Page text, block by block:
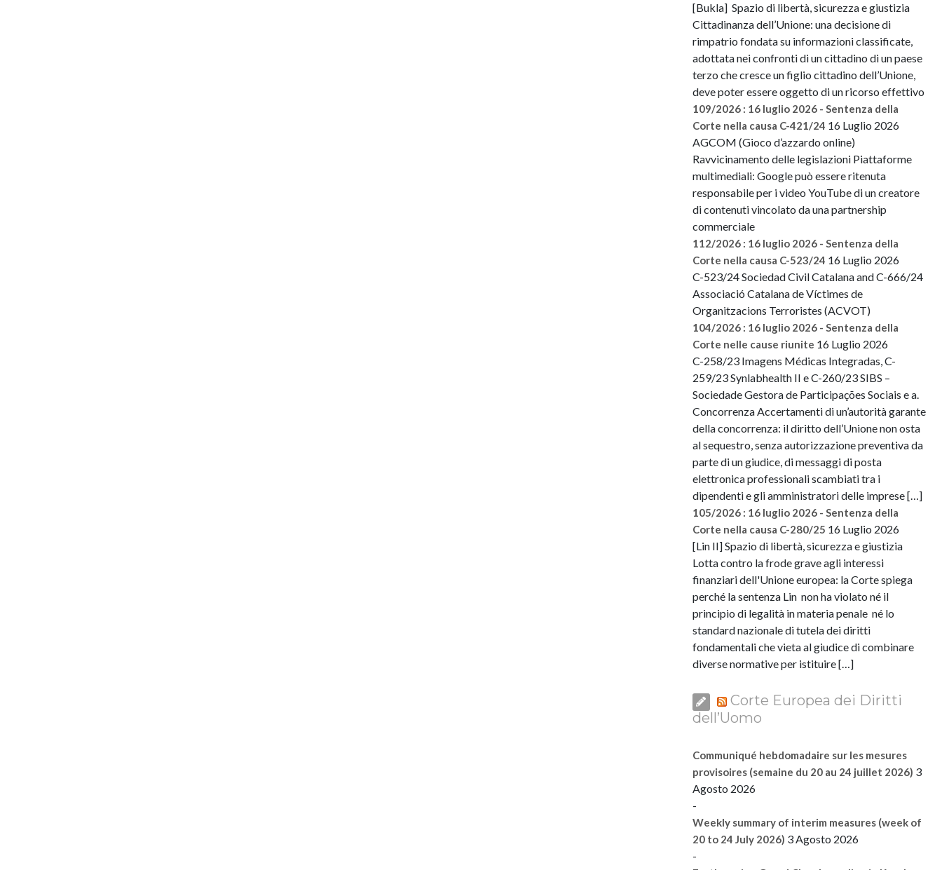
[Bukla] Spazio di libertà, sicurezza e giustizia
Cittadinanza dell’Unione: una decisione di
rimpatrio fondata su informazioni classificate,
adottata nei confronti di un cittadino di un paese
terzo che cresce un figlio cittadino dell’Unione,
deve poter essere oggetto di un ricorso effettivo
109/2026 : 16 luglio 2026 - Sentenza della
Corte nella causa C-421/24 16 Luglio 2026
AGCOM (Gioco d’azzardo online)
Ravvicinamento delle legislazioni Piattaforme
multimediali: Google può essere ritenuta
responsabile per i video YouTube di un creatore
di contenuti vincolato da una partnership
commerciale
112/2026 : 16 luglio 2026 - Sentenza della
Corte nella causa C-523/24 16 Luglio 2026
C-523/24 Sociedad Civil Catalana and C-666/24
Associació Catalana de Víctimes de
Organitzacions Terroristes (ACVOT)
104/2026 : 16 luglio 2026 - Sentenza della
Corte nelle cause riunite 16 Luglio 2026
C-258/23 Imagens Médicas Integradas, C-
259/23 Synlabhealth II e C-260/23 SIBS –
Sociedade Gestora de Participações Sociais e a.
Concorrenza Accertamenti di un’autorità garante
della concorrenza: il diritto dell’Unione non osta
al sequestro, senza autorizzazione preventiva da
parte di un giudice, di messaggi di posta
elettronica professionali scambiati tra i
dipendenti e gli amministratori delle imprese […]
105/2026 : 16 luglio 2026 - Sentenza della
Corte nella causa C-280/25 16 Luglio 2026
[Lin II] Spazio di libertà, sicurezza e giustizia
Lotta contro la frode grave agli interessi
finanziari dell'Unione europea: la Corte spiega
perché la sentenza Lin non ha violato né il
principio di legalità in materia penale né lo
standard nazionale di tutela dei diritti
fondamentali che vieta al giudice di combinare
diverse normative per istituire […]
Corte Europea dei Diritti
dell’Uomo
Communiqué hebdomadaire sur les mesures
provisoires (semaine du 20 au 24 juillet 2026) 3
Agosto 2026
-
Weekly summary of interim measures (week of
20 to 24 July 2026) 3 Agosto 2026
-